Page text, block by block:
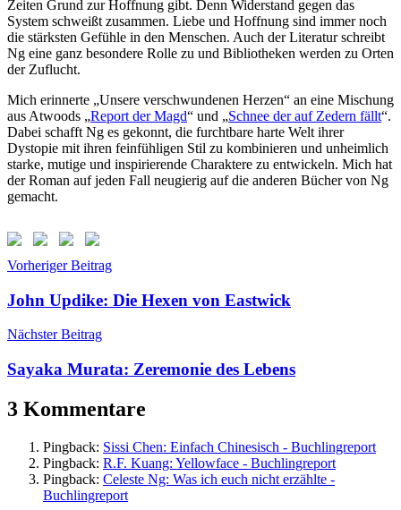
Zeiten Grund zur Hoffnung gibt. Denn Widerstand gegen das
System schweißt zusammen. Liebe und Hoffnung sind immer noch
die stärksten Gefühle in den Menschen. Auch der Literatur schreibt
Ng eine ganz besondere Rolle zu und Bibliotheken werden zu Orten
der Zuflucht.
Mich erinnerte „Unsere verschwundenen Herzen“ an eine Mischung
aus Atwoods „Report der Magd“ und „Schnee der auf Zedern fällt“.
Dabei schafft Ng es gekonnt, die furchtbare harte Welt ihrer
Dystopie mit ihren feinfühligen Stil zu kombinieren und unheimlich
starke, mutige und inspirierende Charaktere zu entwickeln. Mich hat
der Roman auf jeden Fall neugierig auf die anderen Bücher von Ng
gemacht.
Beitragsnavigation
Vorheriger Beitrag
John Updike: Die Hexen von Eastwick
Nächster Beitrag
Sayaka Murata: Zeremonie des Lebens
3 Kommentare
Pingback: Sissi Chen: Einfach Chinesisch - Buchlingreport
Pingback: R.F. Kuang: Yellowface - Buchlingreport
Pingback: Celeste Ng: Was ich euch nicht erzählte -
Buchlingreport